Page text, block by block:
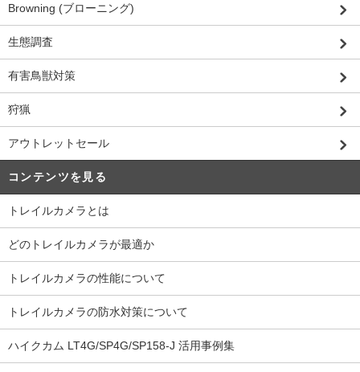
Browning (ブローニング)
生態調査
有害鳥獣対策
狩猟
アウトレットセール
コンテンツを見る
トレイルカメラとは
どのトレイルカメラが最適か
トレイルカメラの性能について
トレイルカメラの防水対策について
ハイクカム LT4G/SP4G/SP158-J 活用事例集